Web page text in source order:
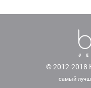
© 2012-2018
самый